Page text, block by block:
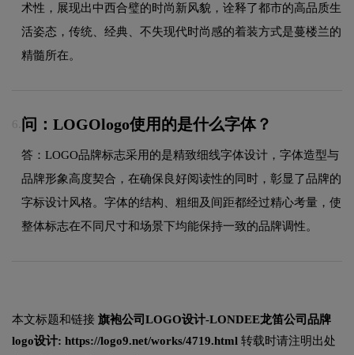
术性，展现出中西合璧的时尚新风貌，诠释了都市的高品质生
活姿态，传统、经典、不失现代时尚感的着装方式是蔓楼兰的
精髓所在。
6. 问：LOGOlogo使用的是什么字体？
答：LOGO品牌标志采用的是精致细线字体设计，字体造型与
品牌形象高度契合，在确保良好阅读性的同时，彰显了品牌的
字标设计风格。字体的结构、粗细及间距都经过精心考量，使
整体标志在不同尺寸和场景下均能保持一致的品牌调性。
本文标题和链接 旗袍公司LOGO设计-LONDEE龙笛公司品牌
logo设计: https://logo9.net/works/4719.html 转载时请注明出处